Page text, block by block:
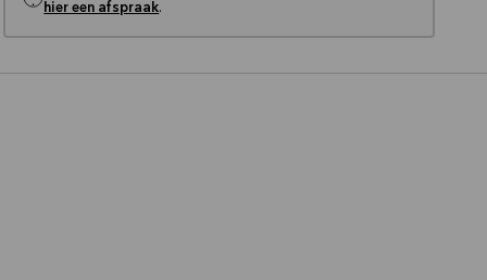
hier een afspraak.